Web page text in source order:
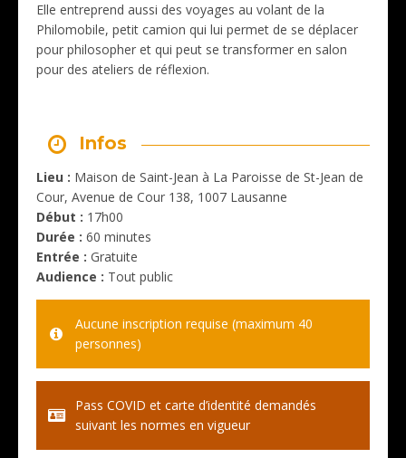
Elle entreprend aussi des voyages au volant de la
Philomobile, petit camion qui lui permet de se déplacer
pour philosopher et qui peut se transformer en salon
pour des ateliers de réflexion.
Infos
Lieu : Maison de Saint-Jean à La Paroisse de St-Jean de
Cour, Avenue de Cour 138, 1007 Lausanne
Début : 17h00
Durée : 60 minutes
Entrée : Gratuite
Audience : Tout public
Aucune inscription requise (maximum 40
personnes)
Pass COVID et carte d’identité demandés
suivant les normes en vigueur